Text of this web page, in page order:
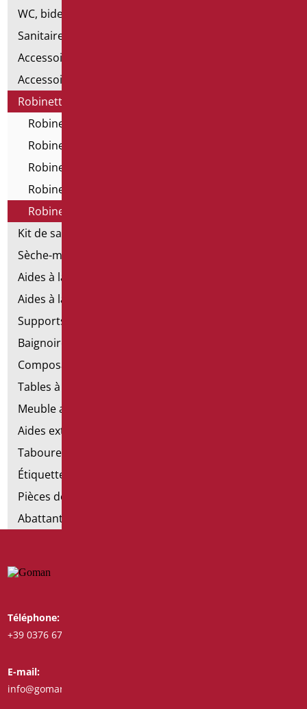
WC, bidet et pack WC
Sanitaires spéciaux
Accessoires pour cuvette
Accessoires pour la salle de bain
Robinetterie
Robinetterie - Série Home
Robinetterie - Série All in One
Robinetterie électronique
Robinets et mitigeurs temporisés
Robinetterie technique
Kit de salle de bains standard
Sèche-mains électriques
Aides à la salle de bains d'émergence
Aides à la salle de bains en acier inoxydable
Supports de fixation pour les murs en placoplâtre
Baignoires avec porte
Composants de la main courante
Tables à langer
Meuble avec chaise pour salle de bains
Aides extractibles pour la salle de bains
Tabourets de douche
Étiquettes de salle de bain
Pièces détachées et petites pièces
Abattants et rehausses de toilettes
Téléphone:
+39 0376 671780
E-mail:
info@goman.it